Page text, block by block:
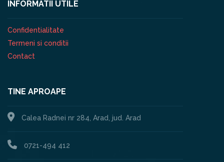
INFORMATII UTILE
Confidentialitate
Termeni si conditii
Contact
TINE APROAPE
Calea Radnei nr 284, Arad, jud. Arad
0721-494 412